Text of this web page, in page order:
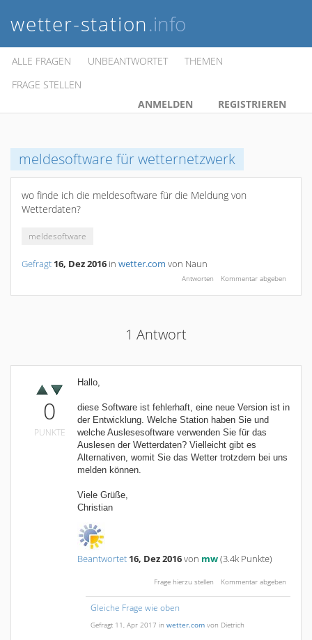
wetter-station.info
ALLE FRAGEN UNBEANTWORTET
THEMEN
FRAGE STELLEN
ANMELDEN
REGISTRIEREN
meldesoftware für wetternetzwerk
wo finde ich die meldesoftware für die Meldung von
Wetterdaten?
meldesoftware
Gefragt 16, Dez 2016 in wetter.com von Naun
1 Antwort
0
PUNKTE
Hallo,
diese Software ist fehlerhaft, eine neue Version ist in
der Entwicklung. Welche Station haben Sie und
welche Auslesesoftware verwenden Sie für das
Auslesen der Wetterdaten? Vielleicht gibt es
Alternativen, womit Sie das Wetter trotzdem bei uns
melden können.
Viele Grüße,
Christian
Beantwortet 16, Dez 2016von mw(3.4k Punkte)
Gleiche Frage wie oben
Gefragt 11, Apr 2017 in wetter.com von Dietrich